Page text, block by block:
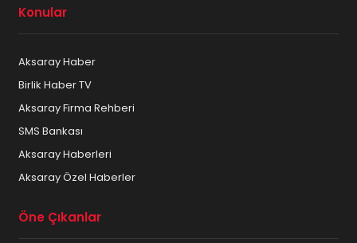
Konular
Aksaray Haber
Birlik Haber TV
Aksaray Firma Rehberi
SMS Bankası
Aksaray Haberleri
Aksaray Özel Haberler
Öne Çıkanlar